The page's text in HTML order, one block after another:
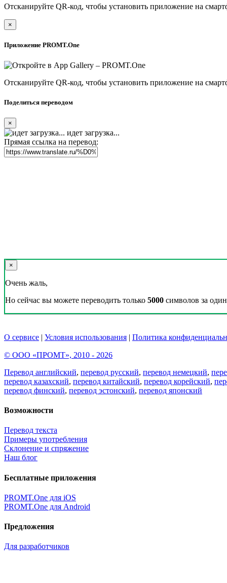
Отсканируйте QR-код, чтобы установить приложение на
×
Приложение PROMT.One
Отсканируйте QR-код, чтобы установить приложение на
Поделиться переводом
×
идет загрузка...
Прямая ссылка на перевод:
×
Очень жаль,
Но сейчас вы можете переводить только 5000 символов за один
О сервисе | Условия использования | Политика
© ООО «ПРОМТ», 2010 - 2026
Перевод английский, перевод русский, перевод немецкий,
перевод казахский, перевод китайский, перевод корейский,
перевод финский, перевод эстонский, перевод японский
Возможности
Перевод текста
Примеры употребления
Склонение и спряжение
Наш блог
Бесплатные приложения
PROMT.One для iOS
PROMT.One для Android
Предложения
Для разработчиков